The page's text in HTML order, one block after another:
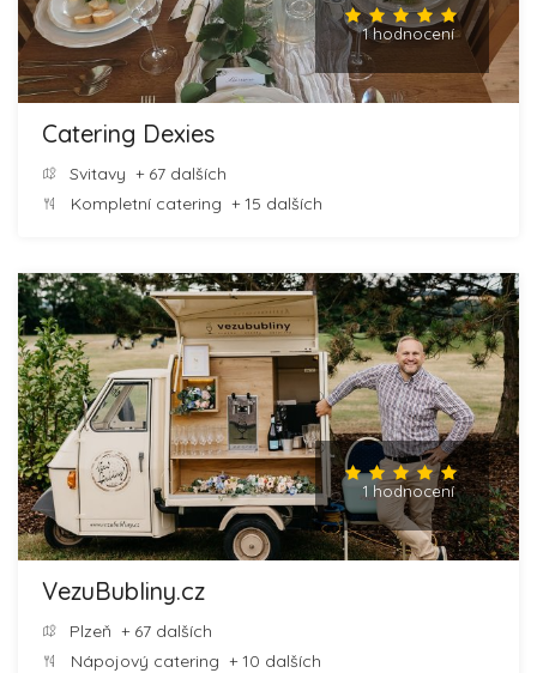
1 hodnocení
Catering Dexies
Svitavy + 67 dalších
Kompletní catering + 15 dalších
1 hodnocení
VezuBubliny.cz
Plzeň + 67 dalších
Nápojový catering + 10 dalších